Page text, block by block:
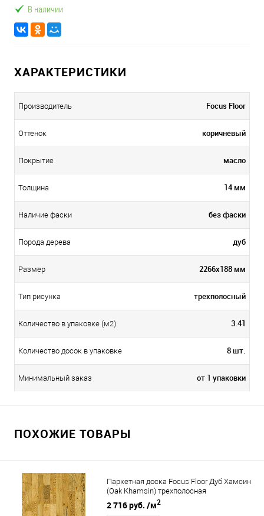
В наличии
ХАРАКТЕРИСТИКИ
Производитель Focus Floor
Оттенок коричневый
Покрытие масло
Толщина 14 мм
Наличие фаски без фаски
Порода дерева дуб
Размер 2266х188 мм
Тип рисунка трехполосный
Количество в упаковке (м2) 3.41
Количество досок в упаковке 8 шт.
Минимальный заказ от 1 упаковки
ПОХОЖИЕ ТОВАРЫ
Паркетная доска Focus Floor Дуб Хамсин
(Oak Khamsin) трехполосная
2 716 руб. /м2